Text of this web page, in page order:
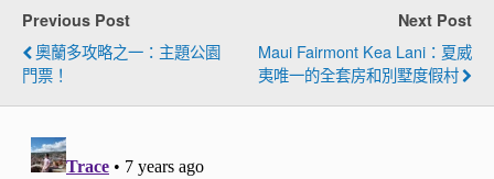
Previous Post
奧蘭多攻略之一：主題公園
門票！
Next Post
Maui Fairmont Kea Lani：夏威
夷唯一的全套房和別墅度假村